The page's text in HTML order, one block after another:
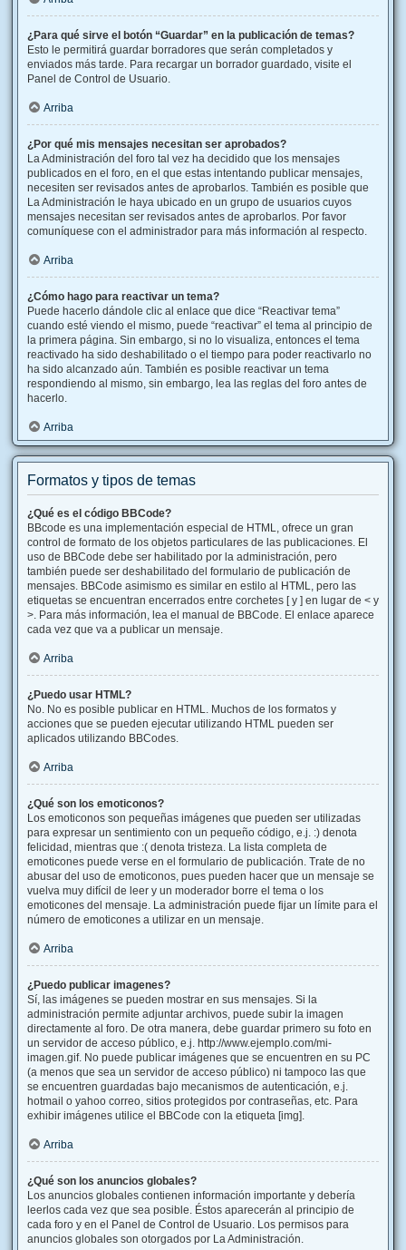
¿Para qué sirve el botón “Guardar” en la publicación de temas?
Esto le permitirá guardar borradores que serán completados y
enviados más tarde. Para recargar un borrador guardado, visite el
Panel de Control de Usuario.
Arriba
¿Por qué mis mensajes necesitan ser aprobados?
La Administración del foro tal vez ha decidido que los mensajes
publicados en el foro, en el que estas intentando publicar mensajes,
necesiten ser revisados antes de aprobarlos. También es posible que
La Administración le haya ubicado en un grupo de usuarios cuyos
mensajes necesitan ser revisados antes de aprobarlos. Por favor
comuníquese con el administrador para más información al respecto.
Arriba
¿Cómo hago para reactivar un tema?
Puede hacerlo dándole clic al enlace que dice “Reactivar tema”
cuando esté viendo el mismo, puede “reactivar” el tema al principio de
la primera página. Sin embargo, si no lo visualiza, entonces el tema
reactivado ha sido deshabilitado o el tiempo para poder reactivarlo no
ha sido alcanzado aún. También es posible reactivar un tema
respondiendo al mismo, sin embargo, lea las reglas del foro antes de
hacerlo.
Arriba
Formatos y tipos de temas
¿Qué es el código BBCode?
BBcode es una implementación especial de HTML, ofrece un gran
control de formato de los objetos particulares de las publicaciones. El
uso de BBCode debe ser habilitado por la administración, pero
también puede ser deshabilitado del formulario de publicación de
mensajes. BBCode asimismo es similar en estilo al HTML, pero las
etiquetas se encuentran encerrados entre corchetes [ y ] en lugar de < y
>. Para más información, lea el manual de BBCode. El enlace aparece
cada vez que va a publicar un mensaje.
Arriba
¿Puedo usar HTML?
No. No es posible publicar en HTML. Muchos de los formatos y
acciones que se pueden ejecutar utilizando HTML pueden ser
aplicados utilizando BBCodes.
Arriba
¿Qué son los emoticonos?
Los emoticonos son pequeñas imágenes que pueden ser utilizadas
para expresar un sentimiento con un pequeño código, e.j. :) denota
felicidad, mientras que :( denota tristeza. La lista completa de
emoticones puede verse en el formulario de publicación. Trate de no
abusar del uso de emoticonos, pues pueden hacer que un mensaje se
vuelva muy difícil de leer y un moderador borre el tema o los
emoticones del mensaje. La administración puede fijar un límite para el
número de emoticones a utilizar en un mensaje.
Arriba
¿Puedo publicar imagenes?
Sí, las imágenes se pueden mostrar en sus mensajes. Si la
administración permite adjuntar archivos, puede subir la imagen
directamente al foro. De otra manera, debe guardar primero su foto en
un servidor de acceso público, e.j. http://www.ejemplo.com/mi-
imagen.gif. No puede publicar imágenes que se encuentren en su PC
(a menos que sea un servidor de acceso público) ni tampoco las que
se encuentren guardadas bajo mecanismos de autenticación, e.j.
hotmail o yahoo correo, sitios protegidos por contraseñas, etc. Para
exhibir imágenes utilice el BBCode con la etiqueta [img].
Arriba
¿Qué son los anuncios globales?
Los anuncios globales contienen información importante y debería
leerlos cada vez que sea posible. Éstos aparecerán al principio de
cada foro y en el Panel de Control de Usuario. Los permisos para
anuncios globales son otorgados por La Administración.